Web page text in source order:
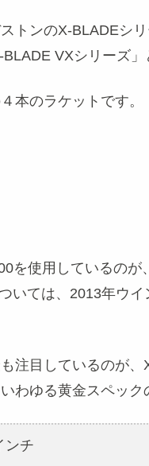
トンのX-BLADEシ
VXシリーズ
本のラケットです。
を使用しているの
いては、2013年ウ
注目しているのが、
わゆる黄金スペック
ンチ